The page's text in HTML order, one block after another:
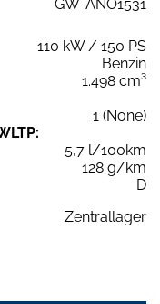
GW-ANO1531
110 kW / 150 PS
Benzin
1.498 cm³
1 (None)
5,7 l/100km
128 g/km
D
Zentrallager